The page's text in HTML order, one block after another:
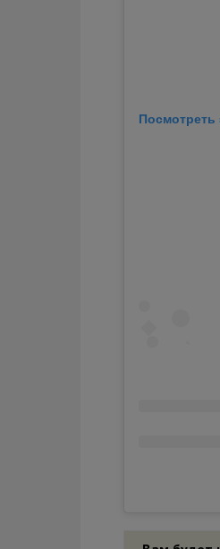
Посмотреть